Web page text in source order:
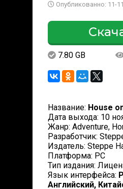
Опубликованно: 11-
7.80 GB
Название: House
Дата выхода: 10
Жанр: Adventure,
Разработчик:
Издатель: Steppe
Платформа: PC
Тип издания:
Язык интерфейса:
Английский,